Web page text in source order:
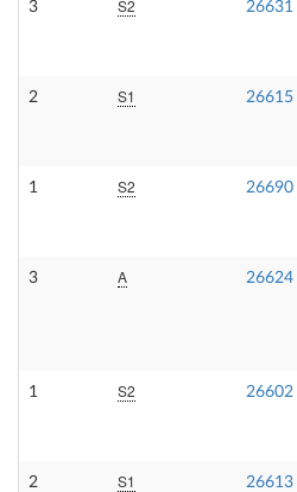
3 S2 26631
2 S1 26615
1 S2 26690
3 A 26624
1 S2 26602
2 S1 26613